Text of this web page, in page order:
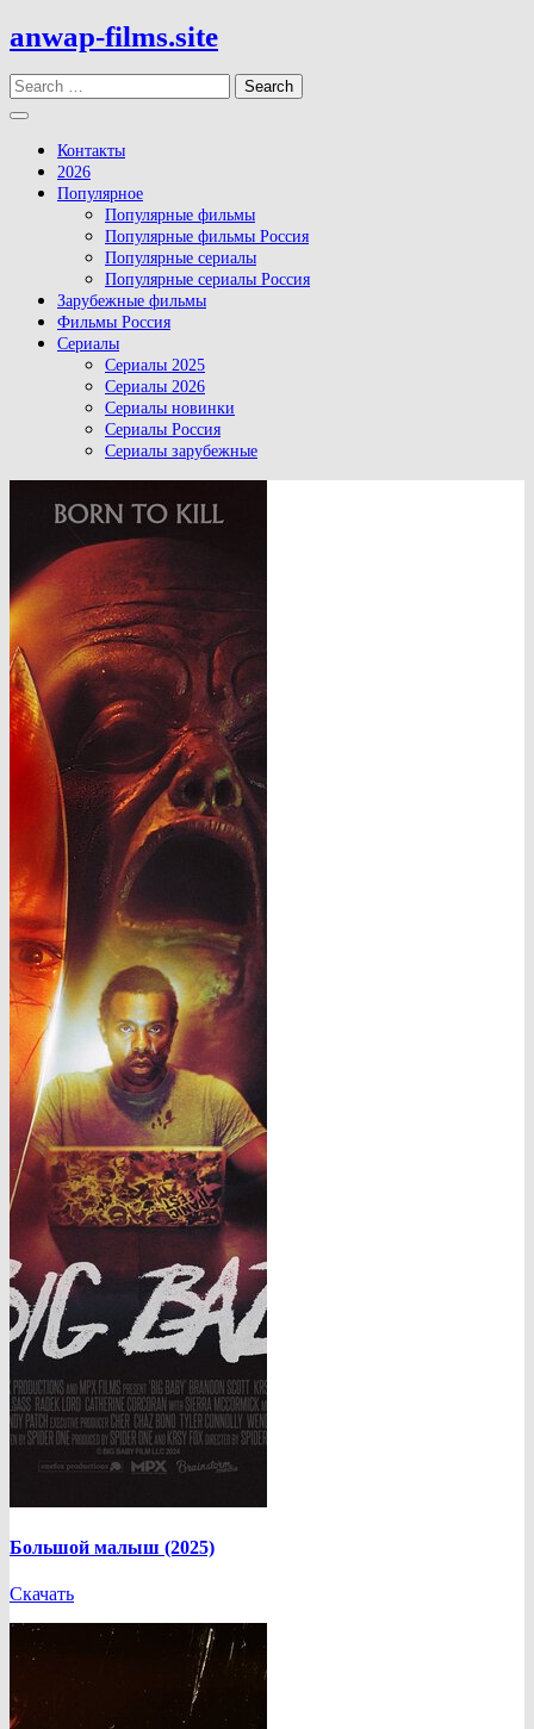
Skip
to
content
anwap-films.site
Search
Open
Button
Контакты
2026
Популярное
Популярные фильмы
Популярные фильмы Россия
Популярные сериалы
Популярные сериалы Россия
Зарубежные фильмы
Фильмы Россия
Сериалы
Сериалы 2025
Сериалы 2026
Сериалы новинки
Сериалы Россия
Сериалы зарубежные
Большой малыш (2025)
Скачать